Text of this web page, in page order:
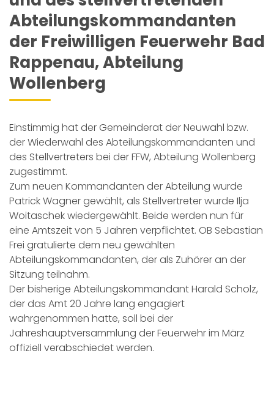
Abteilungskommandanten
der Freiwilligen Feuerwehr Bad
Rappenau, Abteilung
Wollenberg
Einstimmig hat der Gemeinderat der Neuwahl bzw.
der Wiederwahl des Abteilungskommandanten und
des Stellvertreters bei der FFW, Abteilung Wollenberg
zugestimmt.
Zum neuen Kommandanten der Abteilung wurde
Patrick Wagner gewählt, als Stellvertreter wurde Ilja
Woitaschek wiedergewählt. Beide werden nun für
eine Amtszeit von 5 Jahren verpflichtet. OB Sebastian
Frei gratulierte dem neu gewählten
Abteilungskommandanten, der als Zuhörer an der
Sitzung teilnahm.
Der bisherige Abteilungskommandant Harald Scholz,
der das Amt 20 Jahre lang engagiert
wahrgenommen hatte, soll bei der
Jahreshauptversammlung der Feuerwehr im März
offiziell verabschiedet werden.